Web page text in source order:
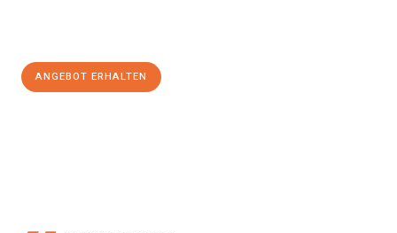
ANGEBOT ERHALTEN